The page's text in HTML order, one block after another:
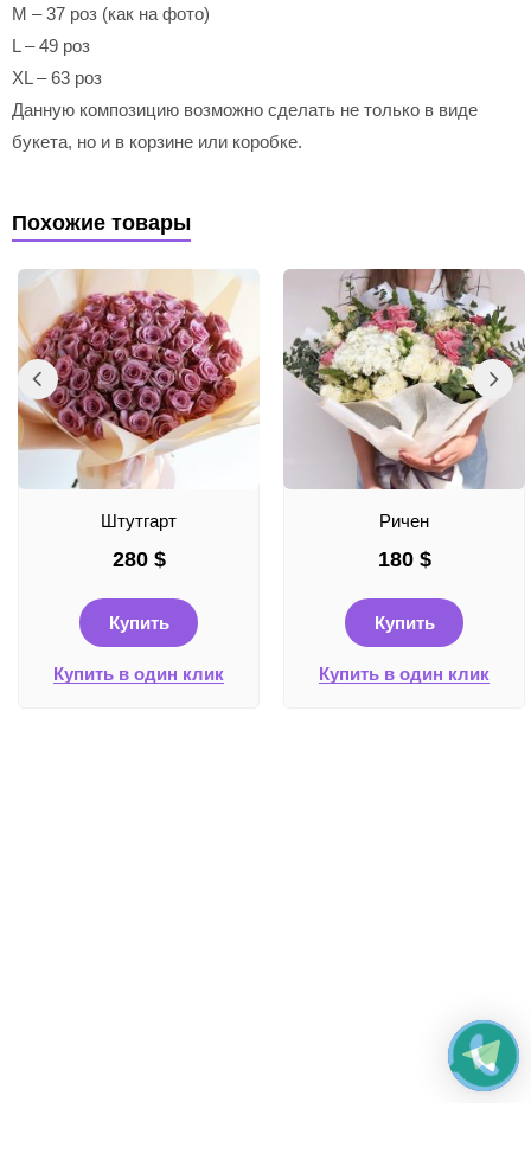
M – 37 роз (как на фото)
L – 49 роз
XL – 63 роз
Данную композицию возможно сделать не только в виде
букета, но и в корзине или коробке.
Похожие товары
Штутгарт
280 $
Купить
Купить в один клик
Ричен
180 $
Купить
Купить в один клик